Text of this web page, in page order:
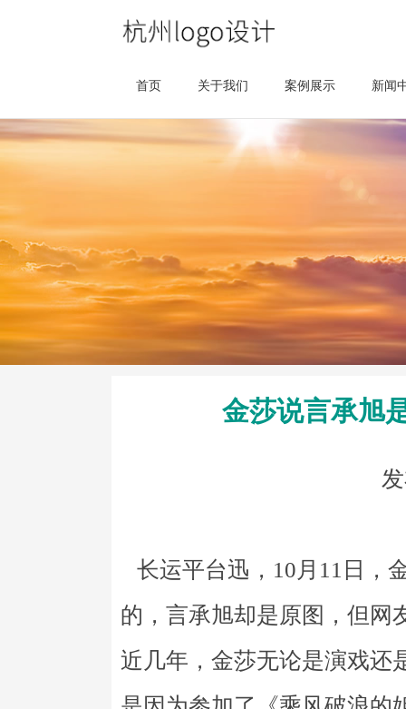
首页 关于我们 案例展示 新闻
金莎说言承旭
长运平台迅，10月11日，
的，言承旭却是原图，但网
近几年，金莎无论是演戏还